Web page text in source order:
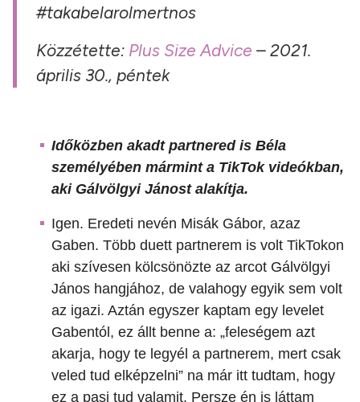
#takabelarolmertnos
Közzétette: Plus Size Advice – 2021.
április 30., péntek
Időközben akadt partnered is Béla
személyében mármint a TikTok videókban,
aki Gálvölgyi Jánost alakítja.
Igen. Eredeti nevén Misák Gábor, azaz
Gaben. Több duett partnerem is volt TikTokon
aki szívesen kölcsönözte az arcot Gálvölgyi
János hangjához, de valahogy egyik sem volt
az igazi. Aztán egyszer kaptam egy levelet
Gabentól, ez állt benne a: „feleségem azt
akarja, hogy te legyél a partnerem, mert csak
veled tud elképzelni” na már itt tudtam, hogy
ez a pasi tud valamit. Persze én is láttam